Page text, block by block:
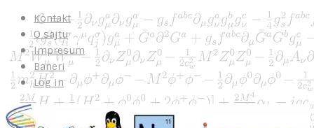
Kontakt
O sajtu
Impresum
Baneri
Log in